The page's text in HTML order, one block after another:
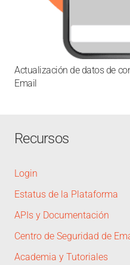
Actualización de datos de
Email
Recursos
Login
Estatus de la Plataforma
APIs y Documentación
Centro de Seguridad de
Academia y Tutoriales